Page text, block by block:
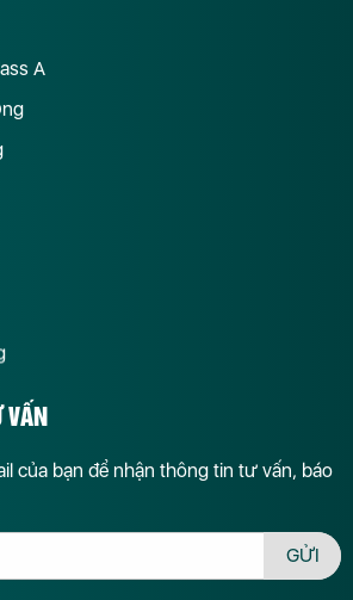
A
VẤN
của bạn để nhận thông tin tư vấn, báo
GỬI